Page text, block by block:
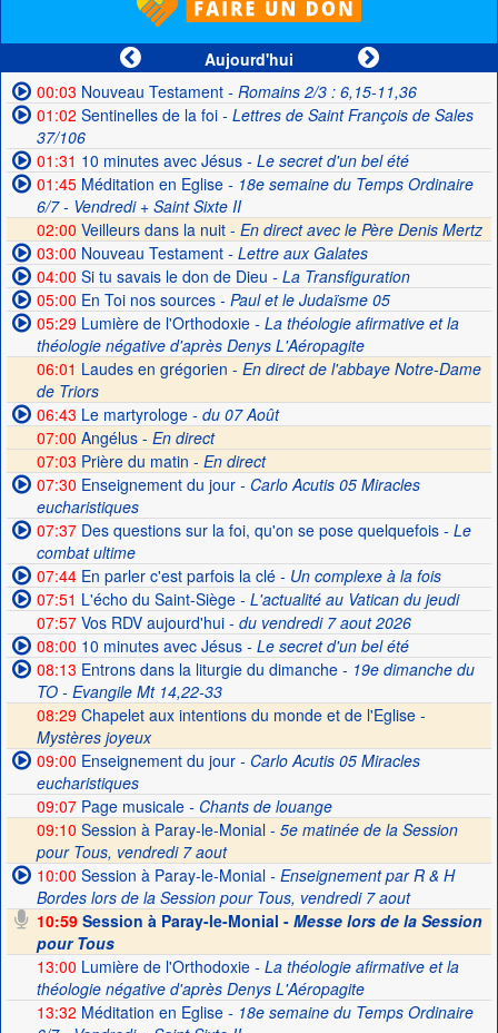
Aujourd'hui
00:03 Nouveau Testament- Romains 2/3 : 6,15-11,36
01:02 Sentinelles de la foi- Lettres de Saint François de Sales
37/106
01:31 10 minutes avec Jésus- Le secret d'un bel été
01:45Méditation en Eglise- 18e semaine du Temps Ordinaire
6/7 - Vendredi + Saint Sixte II
02:00 Veilleurs dans la nuit - En direct avec le Père Denis Mertz
03:00 Nouveau Testament- Lettre aux Galates
04:00 Si tu savais le don de Dieu - La Transfiguration
05:00 En Toi nos sources- Paul et le Judaïsme 05
05:29Lumière de l'Orthodoxie- La théologie afirmative et la
théologie négative d'après Denys L'Aéropagite
06:01 Laudes en grégorien - En direct de l'abbaye Notre-Dame
de Triors
06:43 Le martyrologe- du 07 Août
07:00 Angélus - En direct
07:03 Prière du matin - En direct
07:30 Enseignement du jour- Carlo Acutis 05 Miracles
eucharistiques
07:37Des questions sur la foi, qu'on se pose quelquefois- Le
combat ultime
07:44En parler c'est parfois la clé- Un complexe à la fois
07:51 L'écho du Saint-Siège- L'actualité au Vatican du jeudi
07:57Vos RDV aujourd'hui- du vendredi 7 aout 2026
08:00 10 minutes avec Jésus- Le secret d'un bel été
08:13 Entrons dans la liturgie du dimanche- 19e dimanche du
TO - Evangile Mt 14,22-33
08:29 Chapelet aux intentions du monde et de l'Eglise -
Mystères joyeux
09:00 Enseignement du jour- Carlo Acutis 05 Miracles
eucharistiques
09:07Page musicale- Chants de louange
09:10 Session à Paray-le-Monial - 5e matinée de la Session
pour Tous, vendredi 7 aout
10:00 Session à Paray-le-Monial- Enseignement par R & H
Bordes lors de la Session pour Tous, vendredi 7 aout
10:59Session à Paray-le-Monial - Messe lors de la Session
pour Tous
13:00 Lumière de l'Orthodoxie- La théologie afirmative et la
théologie négative d'après Denys L'Aéropagite
13:32 Méditation en Eglise- 18e semaine du Temps Ordinaire